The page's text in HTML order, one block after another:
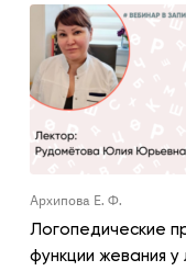
Архипова Е. Ф.
Логопедические
функции жевания у